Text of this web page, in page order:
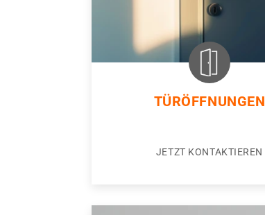
TÜRÖFFNUNGEN
JETZT KONTAKTIEREN